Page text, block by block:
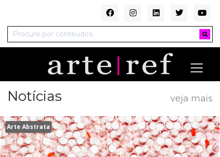
Notícias veja mais
Arte Abstrata